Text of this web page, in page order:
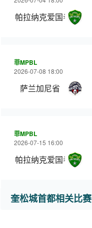
帕拉纳克爱国者
菲MPBL
2026-07-08 18:00
萨兰加尼省
菲MPBL
2026-07-15 16:00
帕拉纳克爱国者
奎松城首都相关比赛